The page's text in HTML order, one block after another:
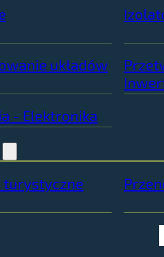
układów
- Elektronika
turystyczne